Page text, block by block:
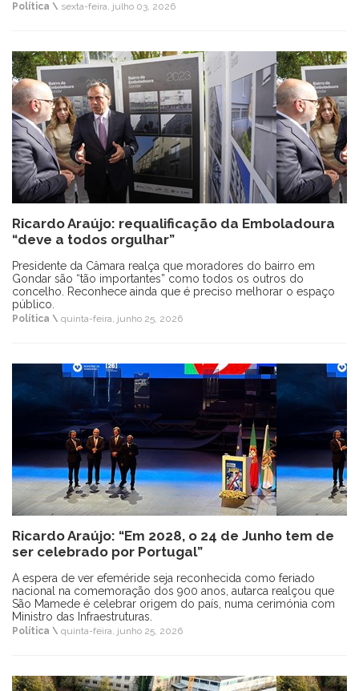
Política \ sexta-feira, julho 03, 2026
Ricardo Araújo: requalificação da Emboladoura
“deve a todos orgulhar”
Presidente da Câmara realça que moradores do bairro em
Gondar são “tão importantes” como todos os outros do
concelho. Reconhece ainda que é preciso melhorar o espaço
público.
Política \ quinta-feira, junho 25, 2026
Ricardo Araújo: “Em 2028, o 24 de Junho tem de
ser celebrado por Portugal”
À espera de ver efeméride seja reconhecida como feriado
nacional na comemoração dos 900 anos, autarca realçou que
São Mamede é celebrar origem do país, numa cerimónia com
Ministro das Infraestruturas.
Política \ quinta-feira, junho 25, 2026